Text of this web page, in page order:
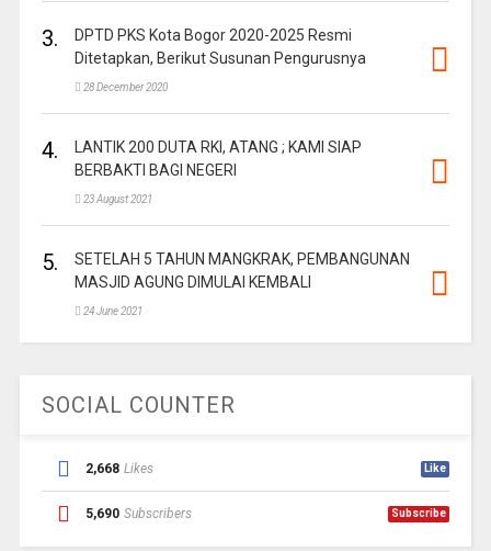
3.
DPTD PKS Kota Bogor 2020-2025 Resmi
Ditetapkan, Berikut Susunan Pengurusnya
28 December 2020
4.
LANTIK 200 DUTA RKI, ATANG ; KAMI SIAP
BERBAKTI BAGI NEGERI
23 August 2021
5.
SETELAH 5 TAHUN MANGKRAK, PEMBANGUNAN
MASJID AGUNG DIMULAI KEMBALI
24 June 2021
SOCIAL COUNTER
2,668 Likes Like
5,690 Subscribers Subscribe